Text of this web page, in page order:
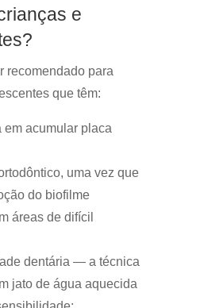
e
recomendado para
que têm:
em acumular placa
uma vez que
do biofilme
áreas de difícil
dentária — a técnica
jato de água aquecida